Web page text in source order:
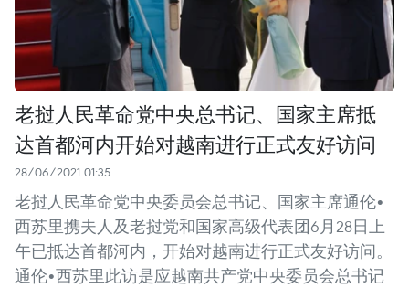
老挝人民革命党中央总书记、国家主席抵
达首都河内开始对越南进行正式友好访问
28/06/2021 01:35
老挝人民革命党中央委员会总书记、国家主席通伦•
西苏里携夫人及老挝党和国家高级代表团6月28日上
午已抵达首都河内，开始对越南进行正式友好访问。
通伦•西苏里此访是应越南共产党中央委员会总书记